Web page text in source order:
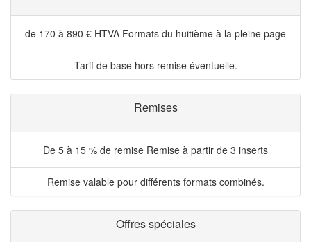
de 170 à 890 € HTVA Formats du huitième à la pleine page
Tarif de base hors remise éventuelle.
Remises
De 5 à 15 % de remise Remise à partir de 3 inserts
Remise valable pour différents formats combinés.
Offres spéciales